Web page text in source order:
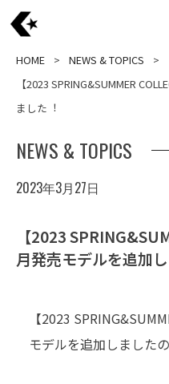
HOME
NEWS & TOPICS
【2023 SPRING&SUMMER
ました︕
NEWS & TOPICS
2023年3月27日
【2023
⽉発売モデルを追加
【2023
モデルを追加しました